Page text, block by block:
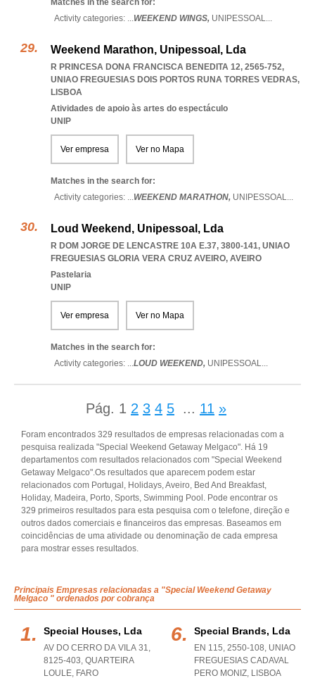
Matches in the search for:
Activity categories: ...WEEKEND WINGS, UNIPESSOAL...
Weekend Marathon, Unipessoal, Lda
R PRINCESA DONA FRANCISCA BENEDITA 12, 2565-752,
UNIAO FREGUESIAS DOIS PORTOS RUNA TORRES VEDRAS,
LISBOA
Atividades de apoio às artes do espectáculo
UNIP
Ver empresa Ver no Mapa
Matches in the search for:
Activity categories: ...WEEKEND MARATHON, UNIPESSOAL...
Loud Weekend, Unipessoal, Lda
R DOM JORGE DE LENCASTRE 10A E.37, 3800-141, UNIAO
FREGUESIAS GLORIA VERA CRUZ AVEIRO, AVEIRO
Pastelaria
UNIP
Ver empresa Ver no Mapa
Matches in the search for:
Activity categories: ...LOUD WEEKEND, UNIPESSOAL...
Pág. 1 2 3 4 5 ... 11 »
Foram encontrados 329 resultados de empresas relacionadas com a
pesquisa realizada "Special Weekend Getaway Melgaco". Há 19
departamentos com resultados relacionados com "Special Weekend
Getaway Melgaco".Os resultados que aparecem podem estar
relacionados com Portugal, Holidays, Aveiro, Bed And Breakfast,
Holiday, Madeira, Porto, Sports, Swimming Pool. Pode encontrar os
329 primeiros resultados para esta pesquisa com o telefone, direção e
outros dados comerciais e financeiros das empresas. Baseamos em
coincidências de uma atividade ou denominação de cada empresa
para mostrar esses resultados.
Principais Empresas relacionadas a "Special Weekend Getaway
Melgaco " ordenados por cobrança
Special Houses, Lda
AV DO CERRO DA VILA 31,
8125-403, QUARTEIRA
LOULE, FARO
Special Brands, Lda
EN 115, 2550-108, UNIAO
FREGUESIAS CADAVAL
PERO MONIZ, LISBOA